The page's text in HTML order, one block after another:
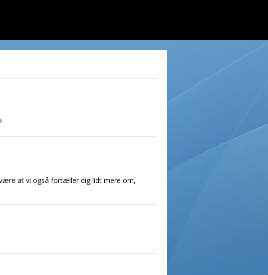
at vi også fortæller dig lidt mere om,